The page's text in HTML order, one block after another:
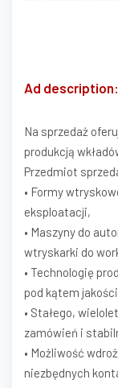
Ad description:
Na sprzedaż
produkcją
Przedmiot
• Formy
eksploatacji,
• Maszyny do
wtryskarki do
• Technologię
pod kątem
• Stałego,
zamówień i
• Możliwość
niezbędnych